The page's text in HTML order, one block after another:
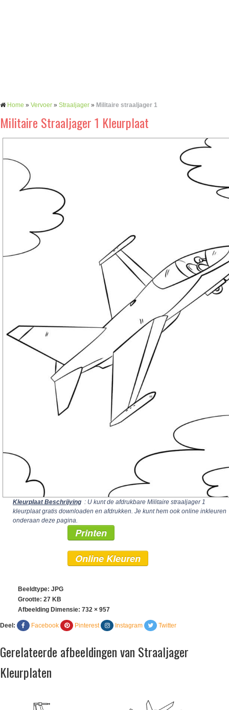
Home » Vervoer » Straaljager » Militaire straaljager 1
Militaire Straaljager 1 Kleurplaat
Kleurplaat Beschrijving : U kunt de afdrukbare Militaire straaljager 1
kleurplaat gratis downloaden en afdrukken. Je kunt hem ook online inkleuren
onderaan deze pagina.
Printen
Online Kleuren
Beeldtype: JPG
Grootte: 27 KB
Afbeelding Dimensie: 732 × 957
Deel: Facebook Pinterest Instagram Twitter
Gerelateerde afbeeldingen van Straaljager
Kleurplaten